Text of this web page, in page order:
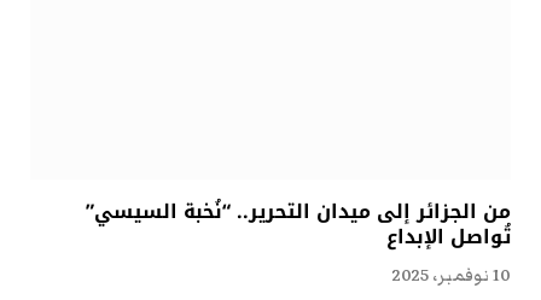
من الجزائر إلى ميدان التحرير.. “نُخبة السيسي”
تُواصل الإبداع
10 نوفمبر، 2025